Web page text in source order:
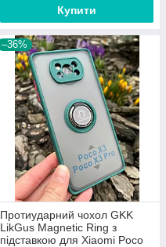
Купити
–36%
Протиударний чохол GKK
LikGus Magnetic Ring з
підставкою для Xiaomi Poco